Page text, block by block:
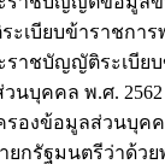
บียบข้าราชการ
ชบัญญัติระเบียบ
นบุคคล พ.ศ. 2562
งข้อมูลส่วนบุคค
กรัฐมนตรีว่าด้วย